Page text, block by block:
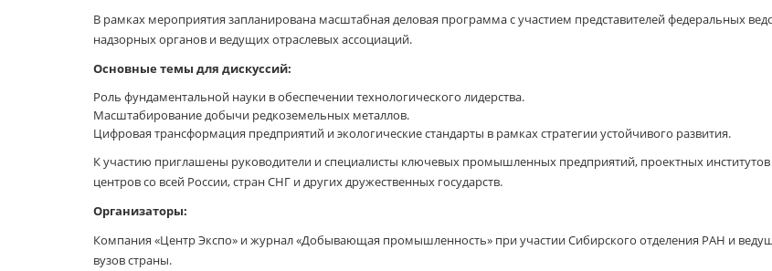
В рамках мероприятия запланирована масштабная деловая программа с участием представителей федеральных
надзорных органов и ведущих отраслевых ассоциаций.
Основные темы для дискуссий:
Роль фундаментальной науки в обеспечении технологического лидерства.
Масштабирование добычи редкоземельных металлов.
Цифровая трансформация предприятий и экологические стандарты в рамках стратегии устойчивого развития.
К участию приглашены руководители и специалисты ключевых промышленных предприятий, проектных
центров со всей России, стран СНГ и других дружественных государств.
Организаторы:
Компания «Центр Экспо» и журнал «Добывающая промышленность» при участии Сибирского отделения РАН и
вузов страны.